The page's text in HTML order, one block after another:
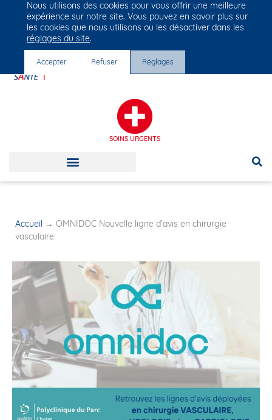
Groupe Vivalto Santé
Entre nous, la vie
SOINS URGENTS
Accueil → OMNIDOC Nouvelle ligne d’avis en chirurgie
vasculaire
Nous utilisons des cookies pour vous offrir une meilleure
expérience sur notre site. Vous pouvez en savoir plus sur
les cookies que nous utilisons ou les désactiver dans les
réglages du site.
Accepter Refuser Réglages